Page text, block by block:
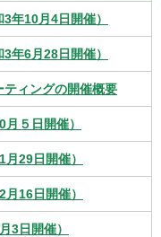
年10月4日開催）
年6月28日開催）
ィングの開催概要
５日開催）
29日開催）
16日開催）
3日開催）